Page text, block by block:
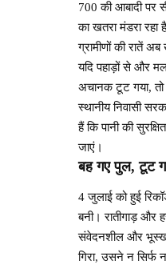
700 की आबादी पर
का खतरा मंडरा रहा
ग्रामीणों की रातें
यदि पहाड़ों से और
अचानक टूट गया, तो
स्थानीय निवासी
हैं कि पानी की
जाएं।
बह गए पुल, टूट
4 जुलाई को हुई
बनी। रातीगाड़ और
संवेदनशील और
गिरा, उसने न सिर्फ